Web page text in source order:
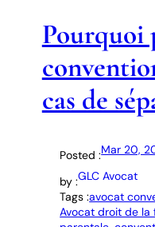
Pourquoi
cas de
Posted :Mar 20,
by :GLC Avocat
Tags :avocat
Avocat droit de la